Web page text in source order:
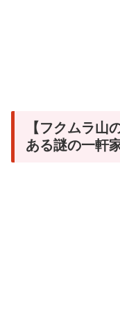
【フクムラ山
ある謎の一軒